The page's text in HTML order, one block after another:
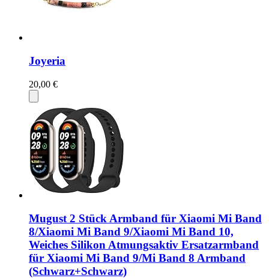
Joyeria
20,00 €
Mugust 2 Stück Armband für Xiaomi Mi Band
8/Xiaomi Mi Band 9/Xiaomi Mi Band 10,
Weiches Silikon Atmungsaktiv Ersatzarmband
für Xiaomi Mi Band 9/Mi Band 8 Armband
(Schwarz+Schwarz)